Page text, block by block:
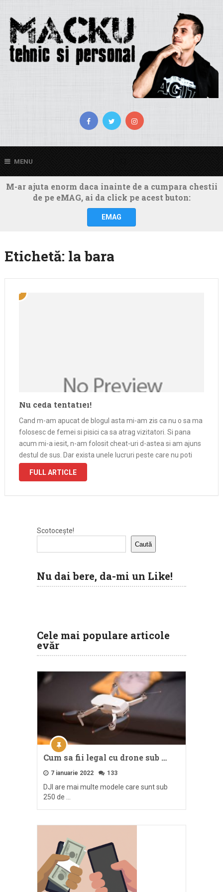
MENU
M-ar ajuta enorm daca inainte de a cumpara chestii
de pe eMAG, ai da click pe acest buton:
EMAG
Etichetă: la bara
Nu ceda tentatiei!
Cand m-am apucat de blogul asta mi-am zis ca nu o sa ma
folosesc de femei si pisici ca sa atrag vizitatori. Si pana
acum mi-a iesit, n-am folosit cheat-uri d-astea si am ajuns
destul de sus. Dar exista unele lucruri peste care nu poti
sa …
FULL ARTICLE
Scotocește!
Caută
Nu dai bere, da-mi un Like!
Cele mai populare articole
evăr
Cum sa fii legal cu drone sub …
7 ianuarie 2022 133
DJI are mai multe modele care sunt sub
250 de …